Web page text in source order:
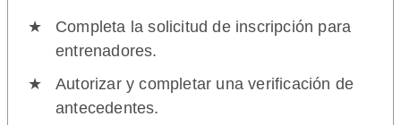
Completa la solicitud de inscripción para
entrenadores.
Autorizar y completar una verificación de
antecedentes.